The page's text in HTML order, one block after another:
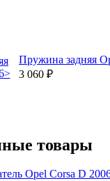
Пружина задняя
3 060 ₽
товары